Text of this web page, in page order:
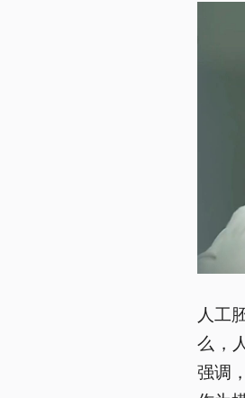
人工
么，
强调